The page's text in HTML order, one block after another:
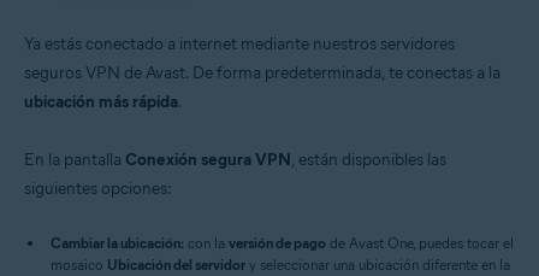
Ya estás conectado a internet mediante nuestros servidores
seguros VPN de Avast. De forma predeterminada, te conectas a la
ubicación más rápida.
En la pantalla Conexión segura VPN, están disponibles las
siguientes opciones:
Cambiar la ubicación: con la versión de pago de Avast One, puedes tocar el
mosaico Ubicación del servidor y seleccionar una ubicación diferente en la